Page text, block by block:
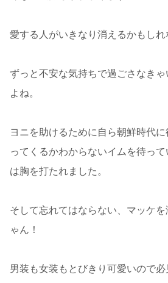
愛する人がいきなり消えるかもしれ
ずっと不安な気持ちで過ごさなき
よね。
ヨニを助けるために自ら朝鮮時代
ってくるかわからないイムを待っ
は胸を打たれました。
そして忘れてはならない、マッケを
ゃん！
男装も女装もとびきり可愛いので必